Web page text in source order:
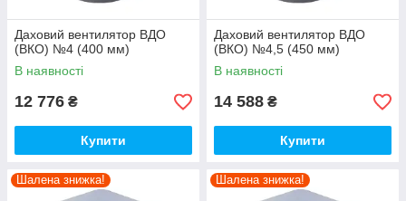
Даховий вентилятор ВДО
(ВКО) №4 (400 мм)
В наявності
12 776 ₴
Купити
Даховий вентилятор ВДО
(ВКО) №4,5 (450 мм)
В наявності
14 588 ₴
Купити
Шалена знижка! Шалена знижка!